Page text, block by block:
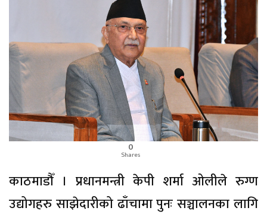
0
Shares
काठमाडौँ । प्रधानमन्त्री केपी शर्मा ओलीले रुग्ण
उद्योगहरु साझेदारीको ढाँचामा पुनः सञ्चालनका लागि